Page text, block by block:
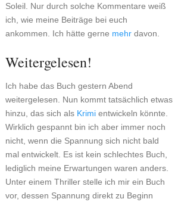
Soleil. Nur durch solche Kommentare weiß
ich, wie meine Beiträge bei euch
ankommen. Ich hätte gerne mehrdavon.
Weitergelesen!
Ich habe das Buch gestern Abend
weitergelesen. Nun kommt tatsächlich etwas
hinzu, das sich als Krimientwickeln könnte.
Wirklich gespannt bin ich aber immer noch
nicht, wenn die Spannung sich nicht bald
mal entwickelt. Es ist kein schlechtes Buch,
lediglich meine Erwartungen waren anders.
Unter einem Thriller stelle ich mir ein Buch
vor, dessen Spannung direkt zu Beginn